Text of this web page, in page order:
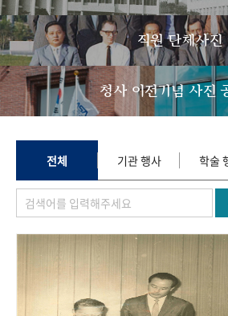
기록물 아카이브
사진 아카이브 문서 기록물 행정박물
50+1 주년 기념
성과 50선 숫자로 보는 50년
세계와 함께 한 KIHASA
VR 역사관
직원 단체사진
청사 이전기념 사진
전체 기관 행사 학술